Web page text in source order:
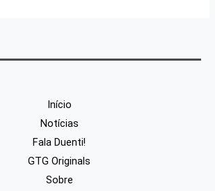
Início
Notícias
Fala Duenti!
GTG Originals
Sobre